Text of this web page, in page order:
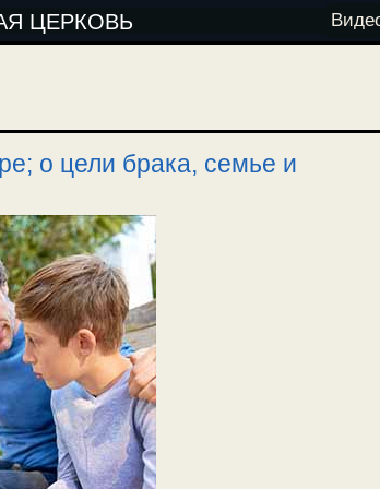
ЦЕРКОВЬ
о цели брака, семье и